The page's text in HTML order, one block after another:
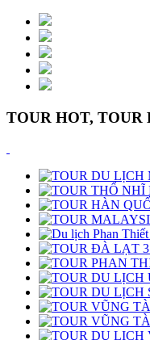
TOUR HOT, TOUR